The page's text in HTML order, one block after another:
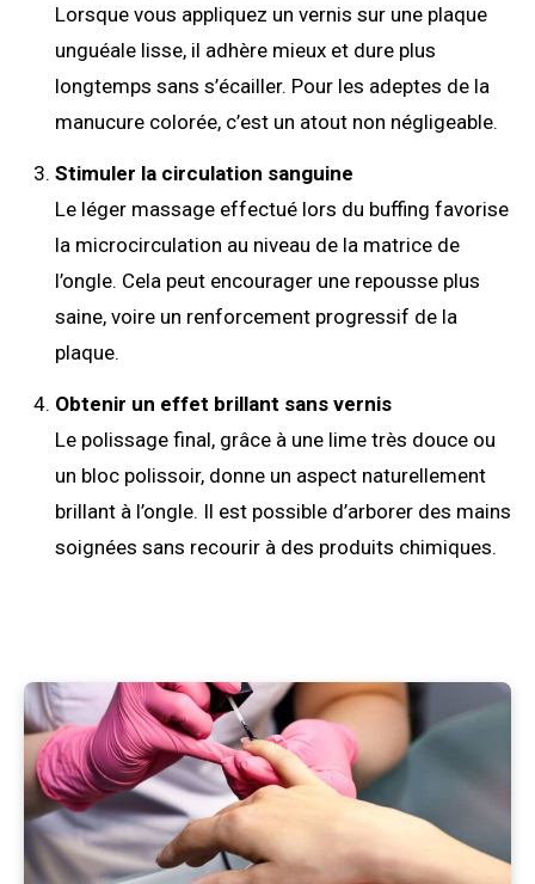
Lorsque vous appliquez un vernis sur une plaque
unguéale lisse, il adhère mieux et dure plus
longtemps sans s’écailler. Pour les adeptes de la
manucure colorée, c’est un atout non négligeable.
Stimuler la circulation sanguine
Le léger massage effectué lors du buffing favorise
la microcirculation au niveau de la matrice de
l’ongle. Cela peut encourager une repousse plus
saine, voire un renforcement progressif de la
plaque.
Obtenir un effet brillant sans vernis
Le polissage final, grâce à une lime très douce ou
un bloc polissoir, donne un aspect naturellement
brillant à l’ongle. Il est possible d’arborer des mains
soignées sans recourir à des produits chimiques.